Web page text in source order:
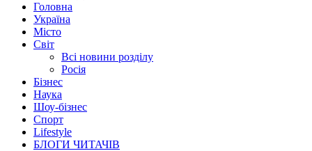
Головна
Україна
Місто
Світ
Всі новини розділу
Росія
Бізнес
Наука
Шоу-бізнес
Спорт
Lifestyle
БЛОГИ ЧИТАЧІВ